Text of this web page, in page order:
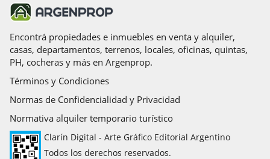
Encontrá propiedades e inmuebles en venta y alquiler,
casas, departamentos, terrenos, locales, oficinas, quintas,
PH, cocheras y más en Argenprop.
Términos y Condiciones
Normas de Confidencialidad y Privacidad
Normativa alquiler temporario turístico
Clarín Digital - Arte Gráfico Editorial Argentino
Todos los derechos reservados.